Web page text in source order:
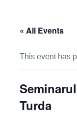
« All Events
This event has
Turda